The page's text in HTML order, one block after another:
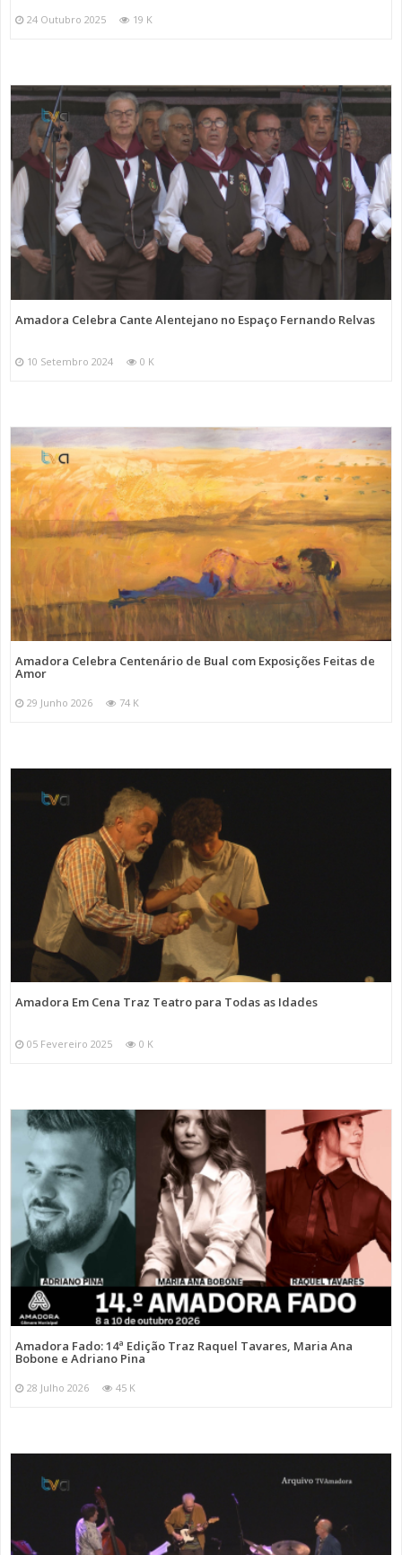
24 Outubro 2025 19 K
Amadora Celebra Cante Alentejano no Espaço Fernando Relvas
10 Setembro 2024 0 K
Amadora Celebra Centenário de Bual com Exposições Feitas de
Amor
29 Junho 2026 74 K
Amadora Em Cena Traz Teatro para Todas as Idades
05 Fevereiro 2025 0 K
Amadora Fado: 14ª Edição Traz Raquel Tavares, Maria Ana
Bobone e Adriano Pina
28 Julho 2026 45 K